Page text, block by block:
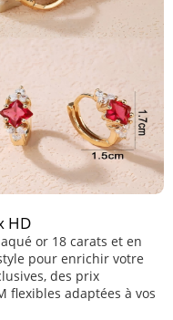
HD
or 18 carats et en
pour enrichir votre
des prix
flexibles adaptées à vos